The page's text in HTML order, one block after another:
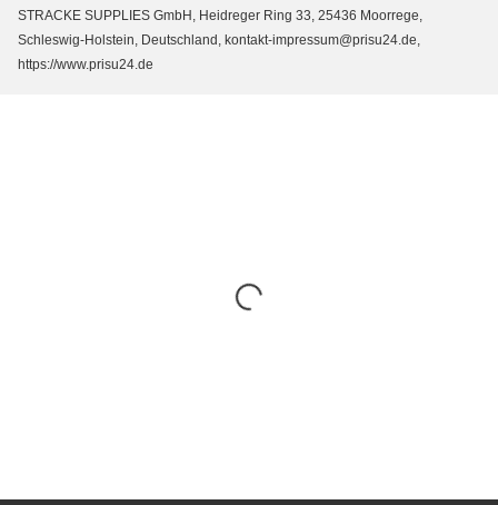
STRACKE SUPPLIES GmbH, Heidreger Ring 33, 25436 Moorrege,
Schleswig-Holstein, Deutschland, kontakt-impressum@prisu24.de,
https://www.prisu24.de